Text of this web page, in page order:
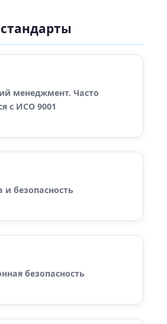
менеджмент. Часто
с ИСО 9001
и безопасность
безопасность